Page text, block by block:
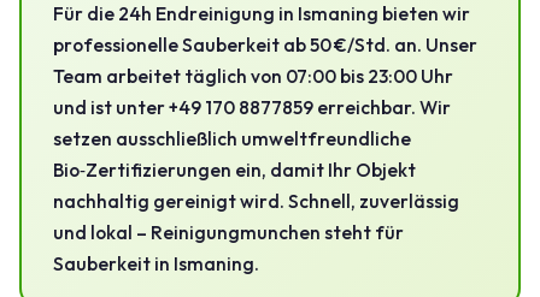
Für die 24h Endreinigung in Ismaning bieten wir
professionelle Sauberkeit ab 50 €/Std. an. Unser
Team arbeitet täglich von 07:00 bis 23:00 Uhr
und ist unter +49 170 8877859 erreichbar. Wir
setzen ausschließlich umweltfreundliche
Bio‑Zertifizierungen ein, damit Ihr Objekt
nachhaltig gereinigt wird. Schnell, zuverlässig
und lokal – Reinigungmunchen steht für
Sauberkeit in Ismaning.